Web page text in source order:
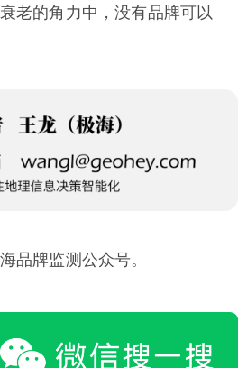
老的角力中，没有品牌可以
品牌监测公众号。‌